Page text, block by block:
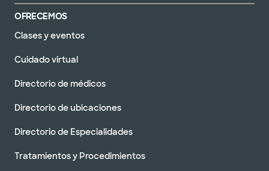
OFRECEMOS
Clases y eventos
Cuidado virtual
Directorio de médicos
Directorio de ubicaciones
Directorio de Especialidades
Tratamientos y Procedimientos